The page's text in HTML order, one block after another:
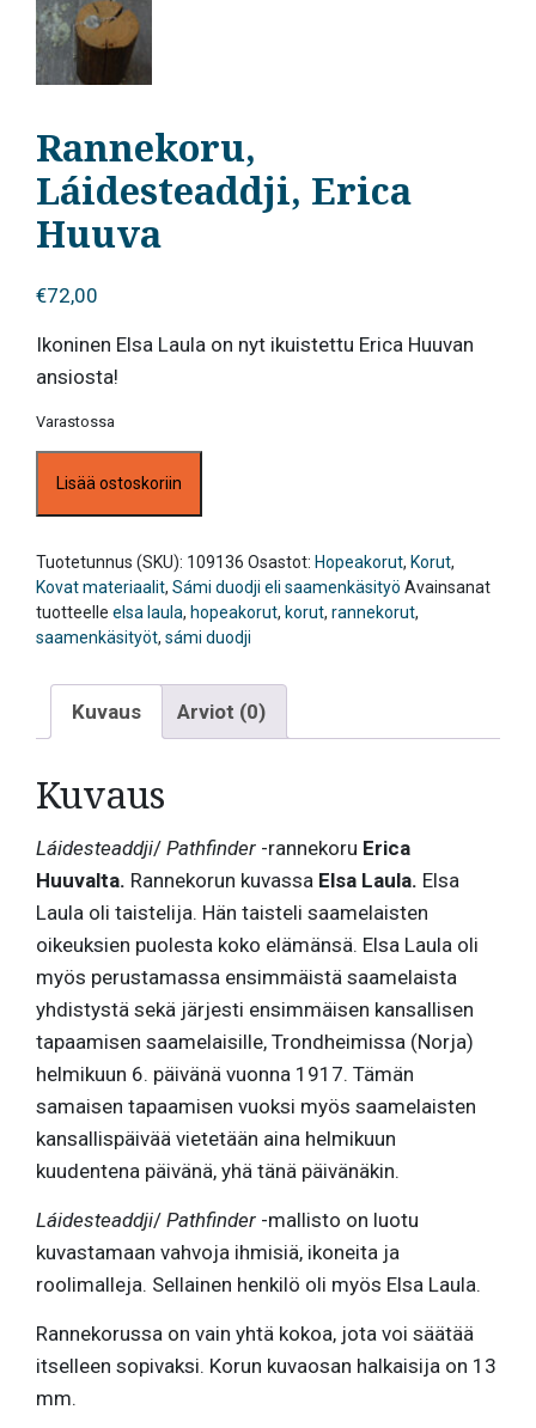
Rannekoru,
Láidesteaddji, Erica
Huuva
€72,00
Ikoninen Elsa Laula on nyt ikuistettu Erica Huuvan
ansiosta!
Varastossa
Láidesteaddji,
Erica
määrä
Lisää ostoskoriin
Tuotetunnus (SKU): 109136 Osastot: Hopeakorut, Korut,
Kovat materiaalit, Sámi duodji eli saamenkäsityö Avainsanat
tuotteelle elsa laula, hopeakorut, korut, rannekorut,
saamenkäsityöt, sámi duodji
Kuvaus Arviot (0)
Kuvaus
Láidesteaddji/ Pathfinder -rannekoru Erica
Huuvalta. Rannekorun kuvassa Elsa Laula. Elsa
Laula oli taistelija. Hän taisteli saamelaisten
oikeuksien puolesta koko elämänsä. Elsa Laula oli
myös perustamassa ensimmäistä saamelaista
yhdistystä sekä järjesti ensimmäisen kansallisen
tapaamisen saamelaisille, Trondheimissa (Norja)
helmikuun 6. päivänä vuonna 1917. Tämän
samaisen tapaamisen vuoksi myös saamelaisten
kansallispäivää vietetään aina helmikuun
kuudentena päivänä, yhä tänä päivänäkin.
Láidesteaddji/ Pathfinder -mallisto on luotu
kuvastamaan vahvoja ihmisiä, ikoneita ja
roolimalleja. Sellainen henkilö oli myös Elsa Laula.
Rannekorussa on vain yhtä kokoa, jota voi säätää
itselleen sopivaksi. Korun kuvaosan halkaisija on 13
mm.